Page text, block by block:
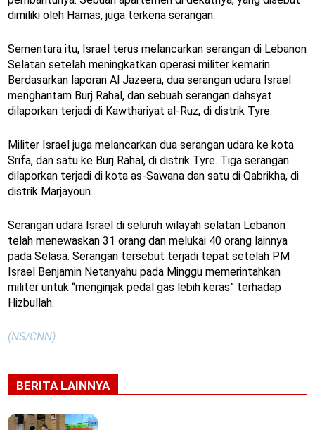
dimiliki oleh Hamas, juga terkena serangan.
Sementara itu, Israel terus melancarkan serangan di Lebanon
Selatan setelah meningkatkan operasi militer kemarin.
Berdasarkan laporan Al Jazeera, dua serangan udara Israel
menghantam Burj Rahal, dan sebuah serangan dahsyat
dilaporkan terjadi di Kawthariyat al-Ruz, di distrik Tyre.
Militer Israel juga melancarkan dua serangan udara ke kota
Srifa, dan satu ke Burj Rahal, di distrik Tyre. Tiga serangan
dilaporkan terjadi di kota as-Sawana dan satu di Qabrikha, di
distrik Marjayoun.
Serangan udara Israel di seluruh wilayah selatan Lebanon
telah menewaskan 31 orang dan melukai 40 orang lainnya
pada Selasa. Serangan tersebut terjadi tepat setelah PM
Israel Benjamin Netanyahu pada Minggu memerintahkan
militer untuk “menginjak pedal gas lebih keras” terhadap
Hizbullah.
(NS/CNN)
BERITA LAINNYA